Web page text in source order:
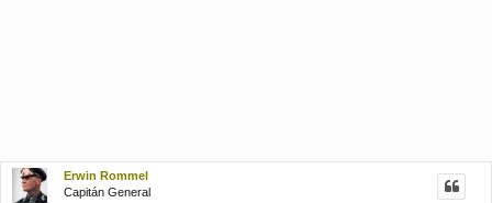
Erwin Rommel
Capitán General